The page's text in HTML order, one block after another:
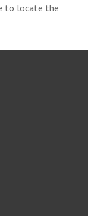
to locate the